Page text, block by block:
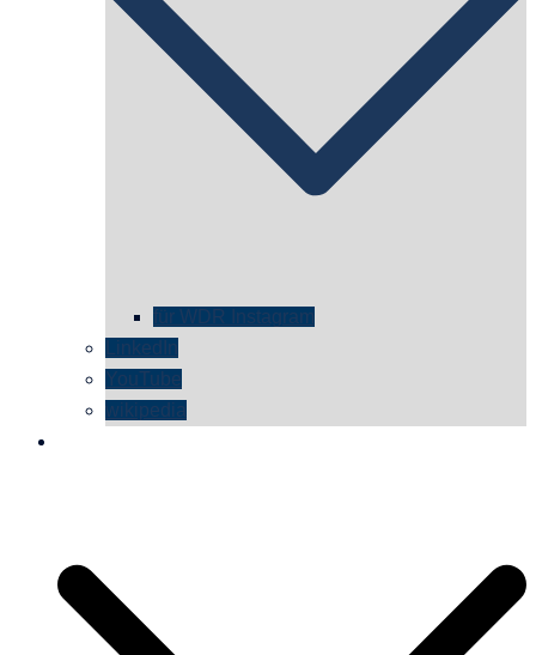
für WDR Instagram
LinkedIn
YouTube
wikipedia